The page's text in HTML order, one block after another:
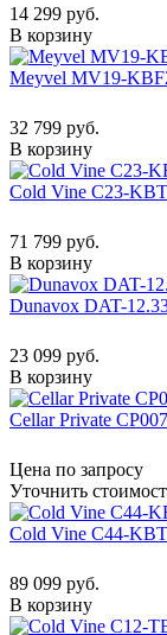
14 299 руб.
В корзину
Meyvel MV19-
32 799 руб.
В корзину
Cold Vine C23-
71 799 руб.
В корзину
Dunavox DAT-
23 099 руб.
В корзину
Cellar Private CP007
Цена по запросу
Уточнить
Cold Vine C44-
89 099 руб.
В корзину